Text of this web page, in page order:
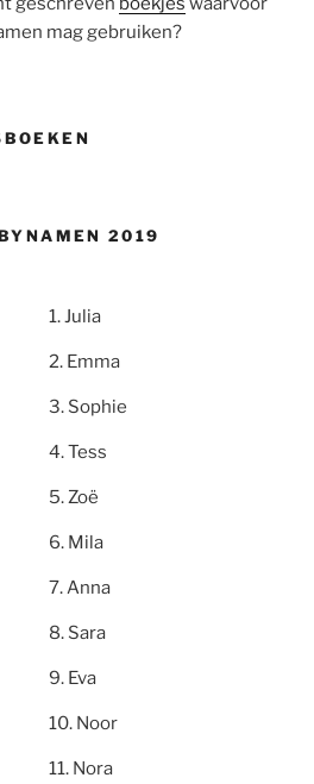
mag gebruiken?
2019
Julia
Emma
Sophie
Tess
Zoë
Mila
Anna
Sara
Eva
Noor
Nora